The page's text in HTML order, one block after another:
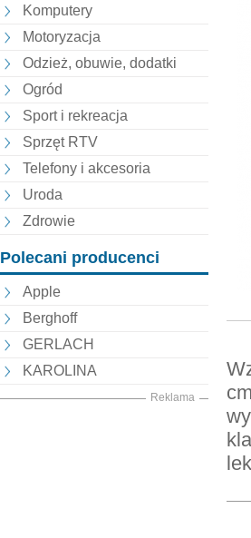
Komputery
Motoryzacja
Odzież, obuwie, dodatki
Ogród
Sport i rekreacja
Sprzęt RTV
Telefony i akcesoria
Uroda
Zdrowie
Polecani producenci
Apple
Berghoff
GERLACH
KAROLINA
Reklama